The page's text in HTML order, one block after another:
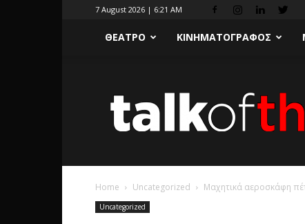
7 August 2026 | 6:21 AM
ΘΕΑΤΡΟ ΚΙΝΗΜΑΤΟΓΡΑΦΟΣ
Home Uncategorized Μαχητικά αεροσκάφη
Uncategorized